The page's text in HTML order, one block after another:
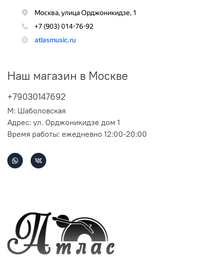
Наш магазин в Москве
+79030147692
М: Шаболовская
Адрес: ул. Орджоникидзе дом 1
Время работы: ежедневно 12:00-20:00